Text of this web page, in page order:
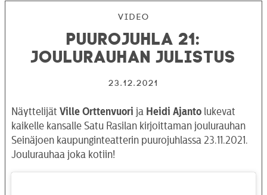
Video
Puurojuhla 21:
Joulurauhan julistus
23.12.2021
Näyttelijät Ville Orttenvuori ja Heidi Ajanto lukevat
kaikelle kansalle Satu Rasilan kirjoittaman joulurauhan
Seinäjoen kaupunginteatterin puurojuhlassa 23.11.2021.
Joulurauhaa joka kotiin!